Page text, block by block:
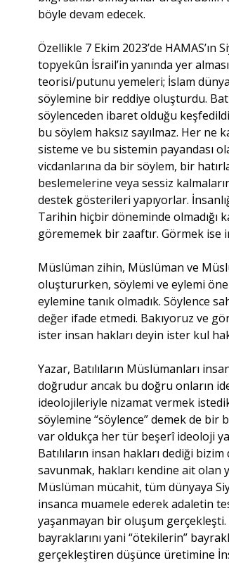
böyle devam edecek.
Özellikle 7 Ekim 2023’de
topyekûn İsrail’in yanında yer
teorisi/putunu yemeleri; İslam
söylemine bir reddiye oluşturdu.
söylenceden ibaret olduğu
bu söylem haksız sayılmaz. Her ne
sisteme ve bu sistemin payandası
vicdanlarına da bir söylem, bir
beslemelerine veya sessiz
destek gösterileri yapıyorlar.
Tarihin hiçbir döneminde olmadığı
görememek bir zaaftır. Görmek ise
Müslüman zihin, Müslüman ve
oluştururken, söylemi ve eylemi
eylemine tanık olmadık. Söylence
değer ifade etmedi. Bakıyoruz ve
ister insan hakları deyin ister kul
Yazar, Batılıların Müslümanları
doğrudur ancak bu doğru onların
ideolojileriyle nizamat vermek
söylemine “söylence” demek de bir
var oldukça her tür beşerî ideoloji
Batılıların insan hakları dediği
savunmak, hakları kendine ait olan
Müslüman mücahit, tüm dünyaya
insanca muamele ederek adaletin
yaşanmayan bir oluşum
bayraklarını yani “ötekilerin”
gerçekleştiren düşünce üretimine